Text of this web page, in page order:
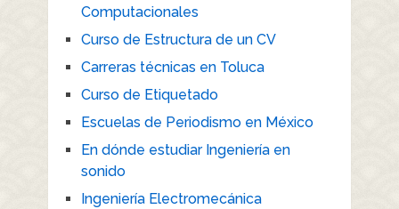
Computacionales
Curso de Estructura de un CV
Carreras técnicas en Toluca
Curso de Etiquetado
Escuelas de Periodismo en México
En dónde estudiar Ingeniería en
sonido
Ingeniería Electromecánica